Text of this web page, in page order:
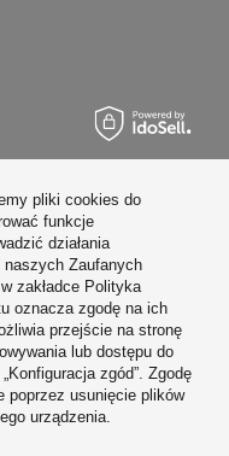
brutto (z VAT).
pliki cookies do
funkcje
działania
naszych Zaufanych
zakładce Polityka
oznacza zgodę na ich
przejście na stronę
lub dostępu do
zgód”. Zgodę
poprzez usunięcie plików
urządzenia.